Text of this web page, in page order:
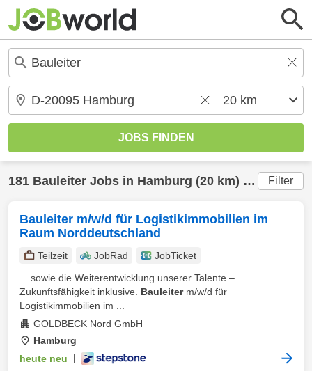
181 Bauleiter Jobs in Hamburg (20 km) gefunden Filter
Bauleiter m/w/d für Logistikimmobilien im
Raum Norddeutschland
Teilzeit JobRad
JobTicket
... sowie die Weiterentwicklung unserer Talente –
Zukunftsfähigkeit inklusive. Bauleiterm/w/d für
Logistikimmobilien im ...
GOLDBECK Nord GmbH
Hamburg
heute neu